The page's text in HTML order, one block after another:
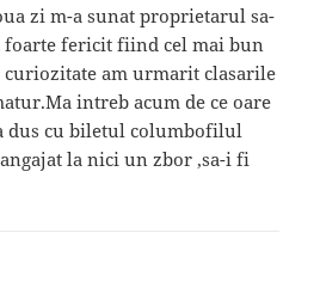
zi m-a sunat proprietarul sa-
foarte fericit fiind cel mai bun
am urmarit clasarile
intreb acum de ce oare
dus cu biletul columbofilul
la nici un zbor ,sa-i fi